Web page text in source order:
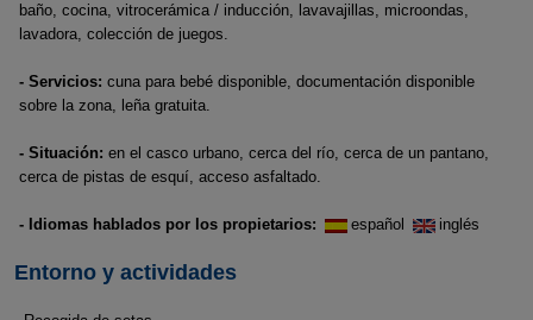
baño, cocina, vitrocerámica / inducción, lavavajillas, microondas,
lavadora, colección de juegos.
- Servicios: cuna para bebé disponible, documentación disponible
sobre la zona, leña gratuita.
- Situación: en el casco urbano, cerca del río, cerca de un pantano,
cerca de pistas de esquí, acceso asfaltado.
- Idiomas hablados por los propietarios: español inglés
Entorno y actividades